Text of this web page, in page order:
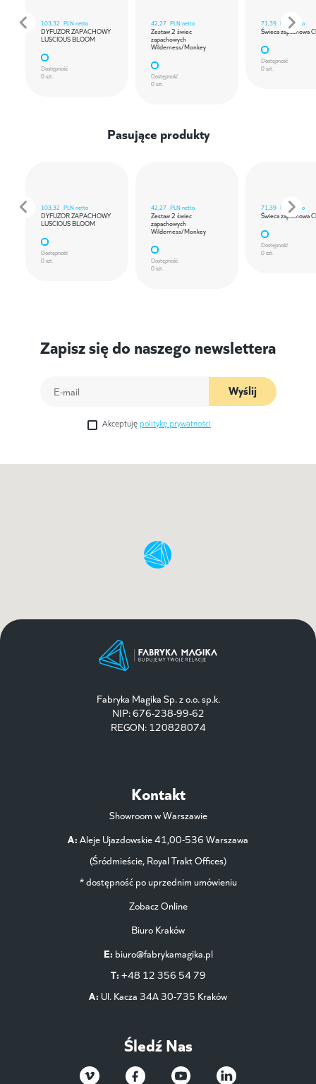
103,32 PLN netto
DYFUZOR ZAPACHOWY
LUSCIOUS BLOOM
Dostępność
0 szt.
42,27 PLN netto
Zestaw 2 świec
zapachowych
Wilderness/Monkey
Dostępność
0 szt.
71,39 PLN netto
Świeca zapachowa
Dostępność
0 szt.
Pasujące produkty
103,32 PLN netto
DYFUZOR ZAPACHOWY
LUSCIOUS BLOOM
Dostępność
0 szt.
42,27 PLN netto
Zestaw 2 świec
zapachowych
Wilderness/Monkey
Dostępność
0 szt.
71,39 PLN netto
Świeca zapachowa
Dostępność
0 szt.
Zapisz się do naszego newslettera
Wyślij
Akceptuję politykę prywatności
Fabryka Magika Sp. z o.o. sp.k.
NIP: 676-238-99-62
REGON: 120828074
Kontakt
Showroom w Warszawie
A: Aleje Ujazdowskie 41,00-536 Warszawa
(Śródmieście, Royal Trakt Offices)
* dostępność po uprzednim umówieniu
Zobacz Online
Biuro Kraków
E: biuro@fabrykamagika.pl
T: +48 12 356 54 79
A: Ul. Kacza 34A 30-735 Kraków
Śledź Nas